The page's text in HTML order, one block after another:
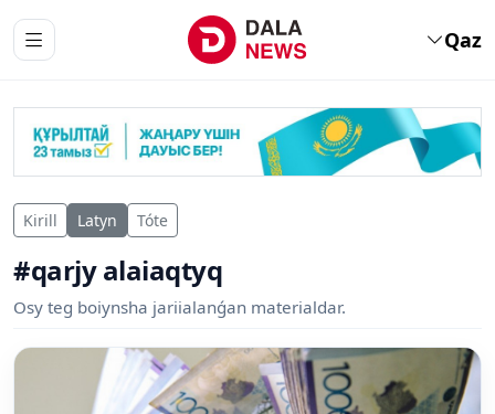
Qaz
Kirill Latyn Tóte
#qarjy alaiaqtyq
Osy teg boiynsha jariialanǵan materialdar.